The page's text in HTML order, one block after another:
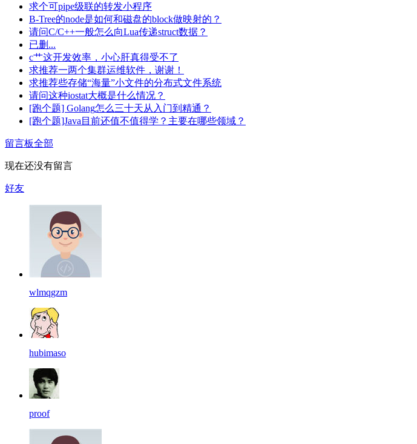
求个可pipe级联的转发小程序
B-Tree的node是如何和磁盘的block做映射的？
请问C/C++一般怎么向Lua传递struct数据？
已删...
c艹这开发效率，小心肝真得受不了
求推荐一两个集群运维软件，谢谢！
求推荐些存储“海量”小文件的分布式文件系统
请问这种iostat大概是什么情况？
[跑个题] Golang怎么三十天从入门到精通？
[跑个题]Java目前还值不值得学？主要在哪些领域？
留言板全部
现在还没有留言
好友
wlmqgzm
hubimaso
proof